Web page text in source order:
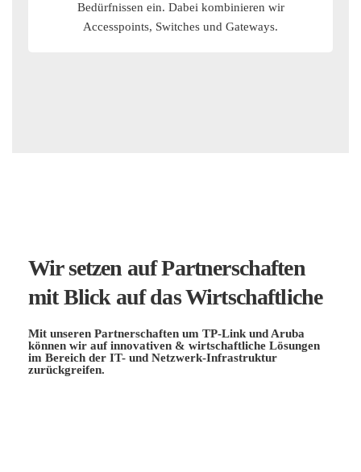
Bedürfnissen ein. Dabei kombinieren wir
Accesspoints, Switches und Gateways.
Wir setzen auf Partnerschaften
mit Blick auf das Wirtschaftliche
Mit unseren Partnerschaften um TP-Link und Aruba
können wir auf innovativen & wirtschaftliche Lösungen
im Bereich der IT- und Netzwerk-Infrastruktur
zurückgreifen.